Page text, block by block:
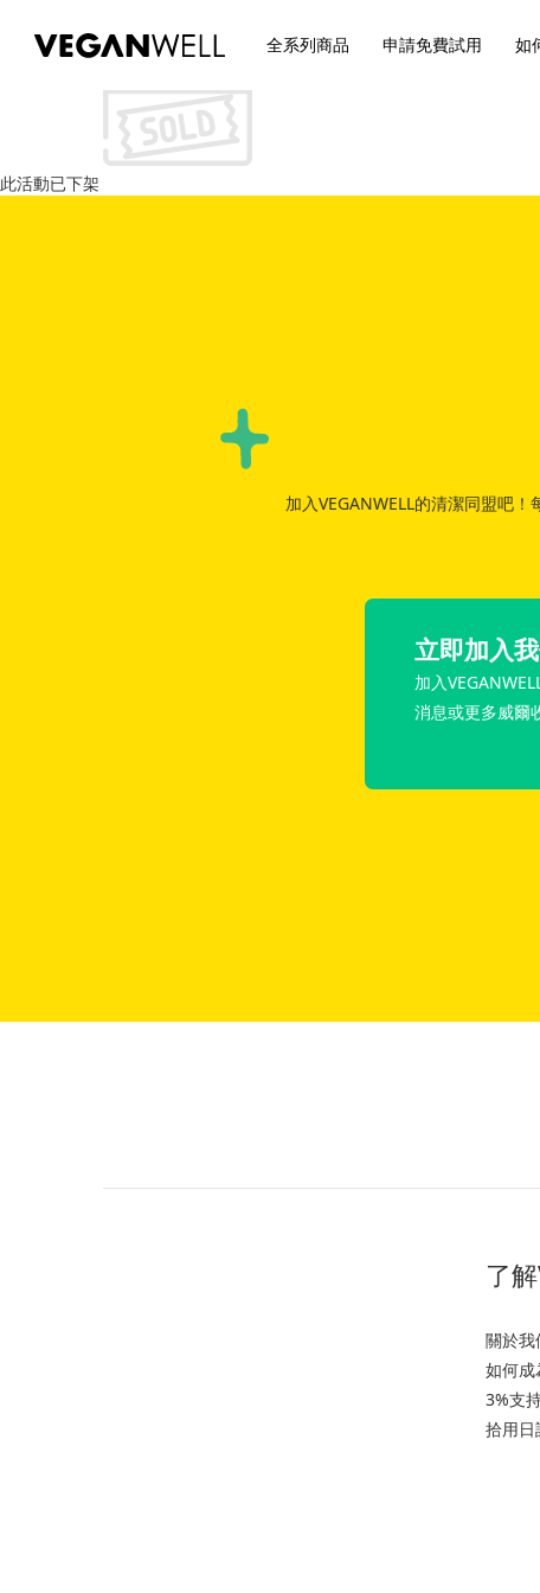
全系列商品 申請免費試用 如
此活動已下架
加入VEGANWELL的清潔同盟吧
立即加入
加入
消息或更多威爾
了
關於我
如何成
3%支
拾用日